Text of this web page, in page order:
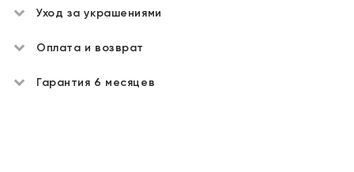
Уход за украшениями
Оплата и возврат
Гарантия 6 месяцев